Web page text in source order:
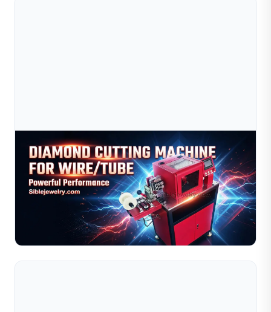
Jul 09, 2026
Máy Cắt Kim Cương Cho Dây Và Ống | Nhà Sản
Xuất Thiết Bị Cắt Dây Trang Sức
Máy cắt kim cương độ chính xác cao dùng để gia công
dây và ống trang sức. Thích hợp cho vàng, bạc và đồng.
Nâng cao hiệu quả, giảm chi phí. Yêu cầu báo giá ngay...
Đọc toàn bộ bài viết